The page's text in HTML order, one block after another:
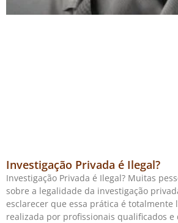
Investigação Privada é Ilegal?
Investigação Privada é Ilegal? Muitas
sobre a legalidade da investigação
esclarecer que essa prática é totalmente
realizada por profissionais qualificados e